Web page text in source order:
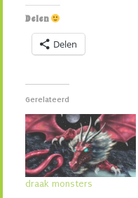
Delen
Delen
Gerelateerd
draak monsters